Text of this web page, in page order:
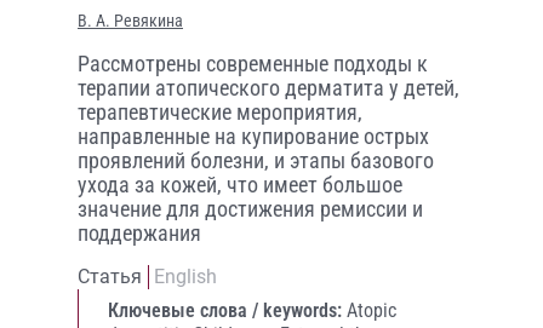
В. А. Ревякина
Рассмотрены современные подходы к
терапии атопического дерматита у детей,
терапевтические мероприятия,
направленные на купирование острых
проявлений болезни, и этапы базового
ухода за кожей, что имеет большое
значение для достижения ремиссии и
поддержания
Статья
English
Ключевые слова / keywords: Atopic